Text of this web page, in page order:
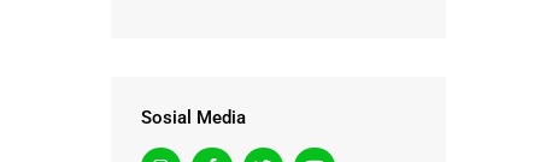
Sosial Media